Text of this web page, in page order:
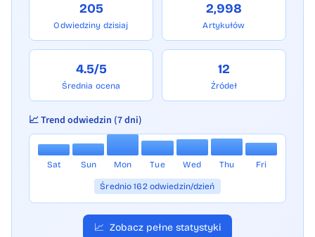
205
Odwiedziny dzisiaj
2,998
Artykułów
4.5/5
Średnia ocena
12
Źródeł
📈 Trend odwiedzin (7 dni)
Sat Sun Mon Tue Wed Thu Fri
Średnio 162 odwiedzin/dzień
📈 Zobacz pełne statystyki